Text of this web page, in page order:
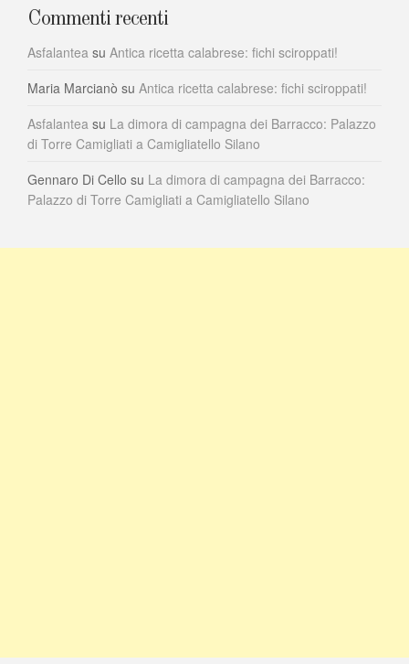
Commenti recenti
Asfalantea su Antica ricetta calabrese: fichi sciroppati!
Maria Marcianò su Antica ricetta calabrese: fichi sciroppati!
Asfalantea su La dimora di campagna dei Barracco: Palazzo
di Torre Camigliati a Camigliatello Silano
Gennaro Di Cello su La dimora di campagna dei Barracco:
Palazzo di Torre Camigliati a Camigliatello Silano